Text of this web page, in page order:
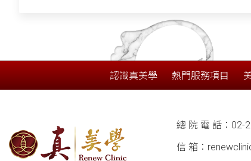
認識真美學 熱門服務項目
總 院 電 話： 02-
信 箱：